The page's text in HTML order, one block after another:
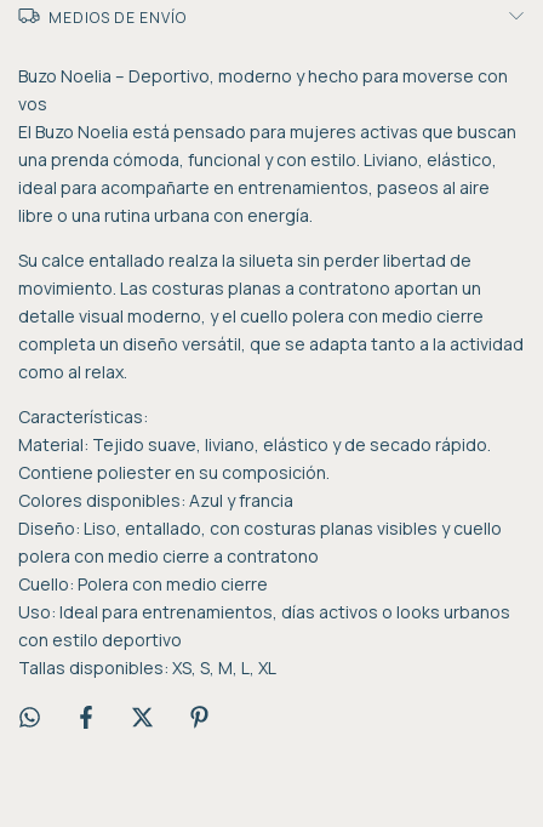
MEDIOS DE ENVÍO
Buzo Noelia – Deportivo, moderno y hecho para moverse con
vos
El Buzo Noelia está pensado para mujeres activas que buscan
una prenda cómoda, funcional y con estilo. Liviano, elástico,
ideal para acompañarte en entrenamientos, paseos al aire
libre o una rutina urbana con energía.
Su calce entallado realza la silueta sin perder libertad de
movimiento. Las costuras planas a contratono aportan un
detalle visual moderno, y el cuello polera con medio cierre
completa un diseño versátil, que se adapta tanto a la actividad
como al relax.
Características:
Material: Tejido suave, liviano, elástico y de secado rápido.
Contiene poliester en su composición.
Colores disponibles: Azul y francia
Diseño: Liso, entallado, con costuras planas visibles y cuello
polera con medio cierre a contratono
Cuello: Polera con medio cierre
Uso: Ideal para entrenamientos, días activos o looks urbanos
con estilo deportivo
Tallas disponibles: XS, S, M, L, XL